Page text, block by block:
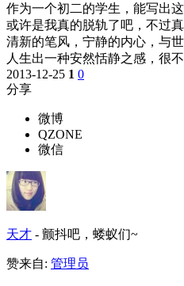
作为一个初二的学生，能写出
或许是我真的脱轨了吧，不过真
清新的笔风，宁静的内心，与
人生出一种安然恬静之感，很
2013-12-25 1 0
分享
微博
QZONE
微信
天才 - 颤抖吧，蝼蚁们~
赞来自: 管理员